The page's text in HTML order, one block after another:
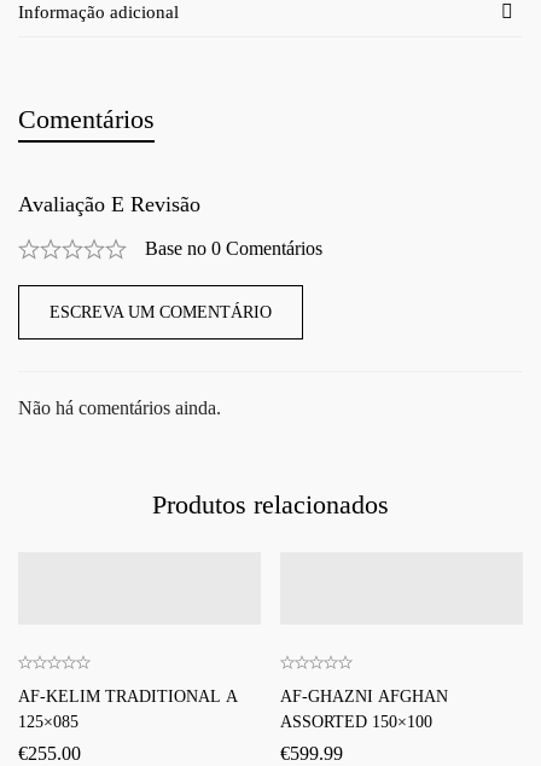
Informação adicional
Comentários
Avaliação E Revisão
Base no 0 Comentários
ESCREVA UM COMENTÁRIO
Não há comentários ainda.
Produtos relacionados
AF-KELIM TRADITIONAL A
125×085
€255.00
AF-GHAZNI AFGHAN
ASSORTED 150×100
€599.99